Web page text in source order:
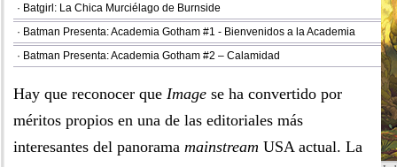
· Batgirl: La Chica Murciélago de Burnside
· Batman Presenta: Academia Gotham #1 - Bienvenidos a la Academia
· Batman Presenta: Academia Gotham #2 – Calamidad
Hay que reconocer que Image se ha convertido por
méritos propios en una de las editoriales más
interesantes del panorama mainstream USA actual. La